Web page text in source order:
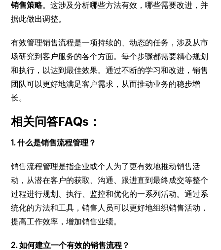
销售策略。这涉及分析哪些方法有效，哪些需要改进，并
据此做出调整。
有效管理销售流程是一项持续的、动态的任务，涉及从市
场研究到客户服务的各个方面。每个步骤都需要精心规划
和执行，以达到最佳效果。通过不断的学习和改进，销售
团队可以更好地满足客户需求，从而推动业务的稳步增
长。
相关问答FAQs：
1. 什么是销售流程管理？
销售流程管理是指企业或个人为了更有效地推动销售活
动，从潜在客户的获取、沟通、跟进直到最终成交等整个
过程进行规划、执行、监控和优化的一系列活动。通过系
统化的方法和工具，销售人员可以更好地组织销售活动，
提高工作效率，增加销售业绩。
2. 如何建立一个有效的销售流程？